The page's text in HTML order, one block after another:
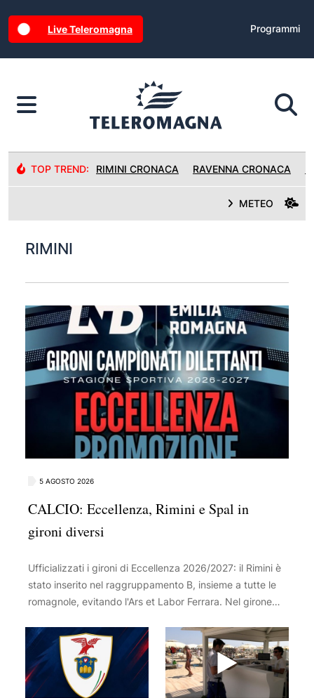
Live Teleromagna Programmi
TOP TREND: RIMINI CRONACA RAVENNA CRONACA
METEO
RIMINI
5 AGOSTO 2026
CALCIO: Eccellenza, Rimini e Spal in
gironi diversi
Ufficializzati i gironi di Eccellenza 2026/2027: il Rimini è
stato inserito nel raggruppamento B, insieme a tutte le
romagnole, evitando l'Ars et Labor Ferrara. Nel girone
Coriano lascia il posto dopo la promozione in Serie D.